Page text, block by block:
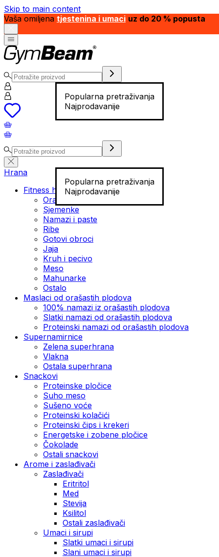
Skip to main content
Vaša omiljena tjestenina i umaci uz do 20 % popusta
Popularna pretraživanja
Najprodavanije
Popularna pretraživanja
Najprodavanije
Hrana
Fitness hrana
Orašasti plodovi
Sjemenke
Namazi i paste
Ribe
Gotovi obroci
Jaja
Kruh i pecivo
Meso
Mahunarke
Ostalo
Maslaci od orašastih plodova
100% namazi iz orašastih plodova
Slatki namazi od orašastih plodova
Proteinski namazi od orašastih plodova
Supernamirnice
Zelena superhrana
Vlakna
Ostala superhrana
Snackovi
Proteinske pločice
Suho meso
Sušeno voće
Proteinski kolačići
Proteinski čips i krekeri
Energetske i zobene pločice
Čokolade
Ostali snackovi
Arome i zaslađivači
Zaslađivači
Eritritol
Med
Stevija
Ksilitol
Ostali zaslađivači
Umaci i sirupi
Slatki umaci i sirupi
Slani umaci i sirupi